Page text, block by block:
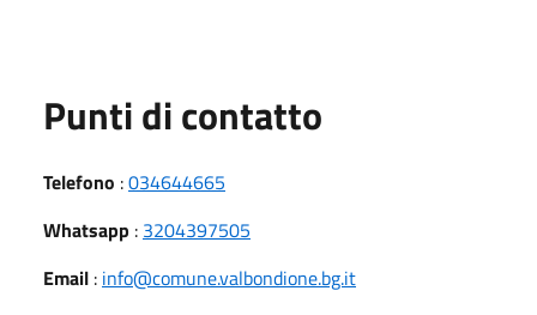
Punti di contatto
Telefono :034644665
Whatsapp : 3204397505
Email : info@comune.valbondione.bg.it